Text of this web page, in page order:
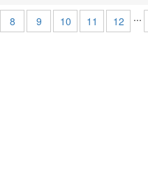
8 9 10 11 12 ...